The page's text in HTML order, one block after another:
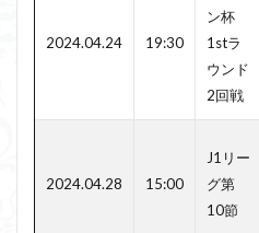
2024.04.24 19:30
ン杯
1stラ
ウンド
2回戦
2024.04.28 15:00
J1リー
グ第
10節